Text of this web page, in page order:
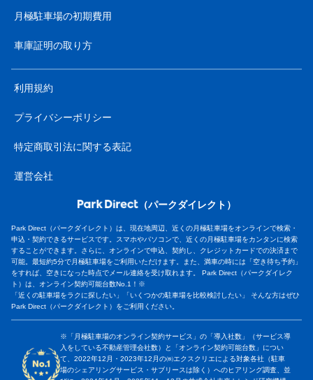
月極駐車場の初期費用
車庫証明の取り方
利用規約
プライバシーポリシー
特定商取引法に関する表記
運営会社
（パークダイレクト）
Park Direct（パークダイレクト）は、現在地周辺、近くの月極駐車場をオンラインで検索・
申込・契約できるサービスです。スマホやパソコンで、近くの月極駐車場をカンタンに検索
することができます。さらに、オンラインで申込、契約し、クレジットカードでの決済まで
可能。最短約5分で月極駐車場をご利用いただけます。また、満車の時には「空き待ち予約」
をすれば、空きになった時点でメール連絡を受け取れます。 Park Direct（パークダイレク
ト）は、オンライン契約可能台数No.1！※
「近くの駐車場をラクに探したい」「いくつかの駐車場を比較検討したい」 そんな方はぜひ
Park Direct（パークダイレクト）をご利用ください。
※「月極駐車場のオンライン契約サービス」の「導入社数」（サービス導
入をしている不動産管理会社数）と「オンライン契約可能台数」につい
て、2022年12月・2023年12月の㈱エクスクリエによる対象各社（駐車
場のシェアリングサービス・サブリースは除く）へのヒアリング調査、並